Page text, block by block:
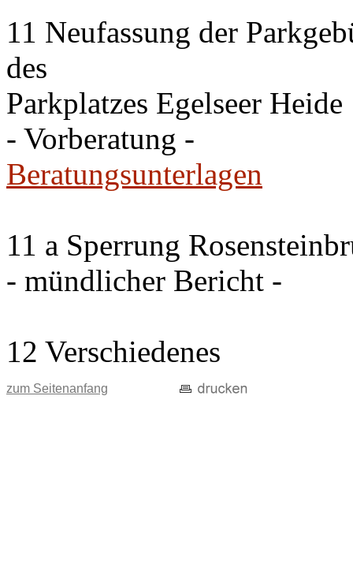
11 Neufassung der
des
Parkplatzes Egelseer Heide
- Vorberatung -
Beratungsunterlagen
11 a Sperrung
- mündlicher Bericht -
12 Verschiedenes
zum Seitenanfang